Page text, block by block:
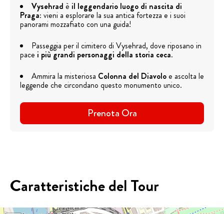
Vysehrad è il leggendario luogo di nascita di
Praga: vieni a esplorare la sua antica fortezza e i suoi
panorami mozzafiato con una guida!
Passeggia per il cimitero di Vysehrad, dove riposano in
pace i più grandi personaggi della storia ceca.
Ammira la misteriosa Colonna del Diavoloe ascolta le
leggende che circondano questo monumento unico.
Prenota Ora
Caratteristiche del Tour